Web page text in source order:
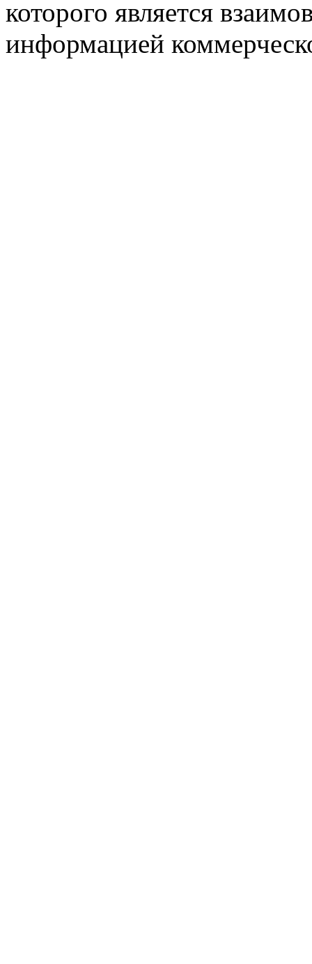
которого является
информацией